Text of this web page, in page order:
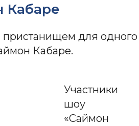
Кабаре
пристанищем для
Кабаре.
Участники
шоу
«Саймон